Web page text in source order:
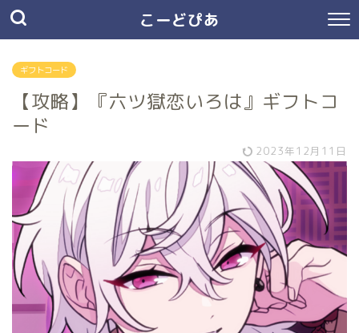
こーどぴあ
ギフトコード
【攻略】『六ツ獄恋いろは』ギフトコ
ード
2023年12月11日